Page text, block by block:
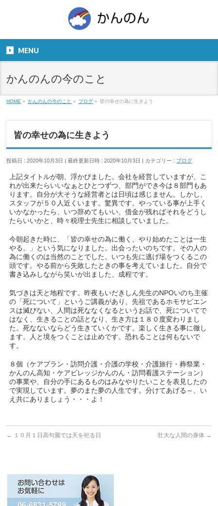
９：００～１８：００
MENU
かんのんの今のこと
HOME » かんのんの今のこと » ブログ » 皆の幸せの為に生きよう
皆の幸せの為に生きよう
投稿日 : 2020年10月3日 最終更新日時 : 2020年10月3日 カテゴリー : ブログ
上記タイトルが朝、浮かびました。会社を経営していますが、こ
れが出来たらいいなぁとひとつずつ、部門ができ今は８部門もあ
ります。自分が大そうな経営者とは日頃は感じません。しかし、
スタッフが５０人近くいます。驚異です。やっている事が上手く
いかなかったら、いつ辞めてもいい、借金が残ればそれをどうし
たらいいかと、時々税理士先生に相談していました。
今朝起きた時に、「皆の幸せの為に働く、やり始めたことは一生
やる。」という気になりました。出会ったいのちです。その人の
為に働くのは当然のことでした。いつも先に逃げ場をつくるこの
頭です。やる前から失敗したときの事を考えていました。自分で
書き込みしながら笑いが出ました、成程です。
気づきは天と地程です。昨夜もいだきしん先生のNPOいのち主催
の「死について」というご講義があり、先祖であるホモサピエン
スは滅びない、人間は死ななくなるというお話で、死についてで
はなく、生きることの話となり、生き方は１８０度変わりまし
た。死なないならどう生きていくかです。楽しく生きる事に徹し
ます。人と境をつくことは止めです。恐れることは何もないで
す。
８個（ケアプラン・訪問介護・介護の学校・介護旅行・葬祭業・
かんのん高知・ケアビレッジかんのん・訪問看護ステーション）
の事業や、自分の手にあるものはみなやりたいことを表見したの
で実現しています。夢のまた夢の人生です。分けてあげる～、い
え共にありましょう・・・よ！
← １０月１日高句麗では天を祀る日 壮大な人間の身体 →